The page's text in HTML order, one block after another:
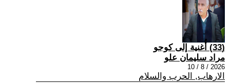
(33) أُغنية إلى كوجو
مراد سليمان علو
2026 / 8 / 10
الارهاب, الحرب والسلام